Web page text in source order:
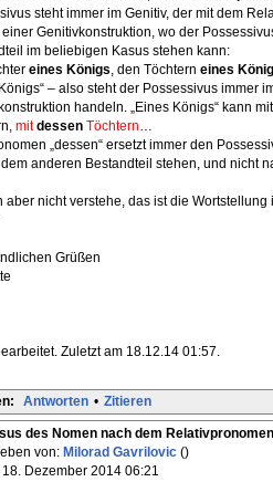
steht immer im Genitiv, der mit dem
Genitivkonstruktion, wo der
im beliebigen Kasus stehen kann:
eines Königs , den Töchtern eines
Königs“ – also steht der Possessivus immer
handeln. „Eines Königs“ kann
mit dessen Töchtern
„dessen“ ersetzt immer den
anderen Bestandteil stehen, und nicht
aber nicht verstehe, das ist die
Grüßen
Zuletzt am 18.12.14 01:57.
Antworten • Zitieren
des Nomen nach dem
von: Milorad Gavrilovic ()
Dezember 2014 06:21